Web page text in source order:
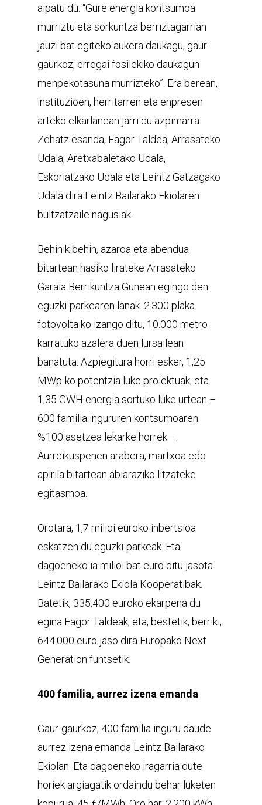
aipatu du: “Gure energia kontsumoa
murriztu eta sorkuntza berriztagarrian
jauzi bat egiteko aukera daukagu, gaur-
gaurkoz, erregai fosilekiko daukagun
menpekotasuna murrizteko”. Era berean,
instituzioen, herritarren eta enpresen
arteko elkarlanean jarri du azpimarra.
Zehatz esanda, Fagor Taldea, Arrasateko
Udala, Aretxabaletako Udala,
Eskoriatzako Udala eta Leintz Gatzagako
Udala dira Leintz Bailarako Ekiolaren
bultzatzaile nagusiak.
Behinik behin, azaroa eta abendua
bitartean hasiko lirateke Arrasateko
Garaia Berrikuntza Gunean egingo den
eguzki-parkearen lanak. 2.300 plaka
fotovoltaiko izango ditu, 10.000 metro
karratuko azalera duen lursailean
banatuta. Azpiegitura horri esker, 1,25
MWp-ko potentzia luke proiektuak, eta
1,35 GWH energia sortuko luke urtean –
600 familia ingururen kontsumoaren
%100 asetzea lekarke horrek–.
Aurreikuspenen arabera, martxoa edo
apirila bitartean abiaraziko litzateke
egitasmoa.
Orotara, 1,7 milioi euroko inbertsioa
eskatzen du eguzki-parkeak. Eta
dagoeneko ia milioi bat euro ditu jasota
Leintz Bailarako Ekiola Kooperatibak.
Batetik, 335.400 euroko ekarpena du
egina Fagor Taldeak; eta, bestetik, berriki,
644.000 euro jaso dira Europako Next
Generation funtsetik.
400 familia, aurrez izena emanda
Gaur-gaurkoz, 400 familia inguru daude
aurrez izena emanda Leintz Bailarako
Ekiolan. Eta dagoeneko iragarria dute
horiek argiagatik ordaindu behar luketen